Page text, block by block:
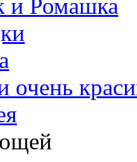
и Ромашка
очень